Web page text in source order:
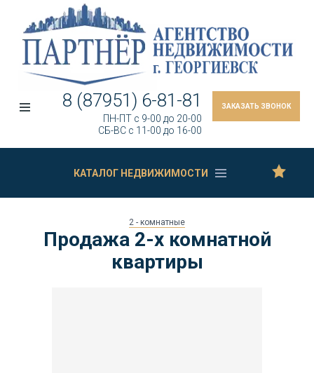
ЗАКАЗАТЬ ЗВОНОК
8 (87951) 6-81-81
ПН-ПТ c 9-00 до 20-00
СБ-ВС c 11-00 до 16-00
КАТАЛОГ НЕДВИЖИМОСТИ
2 - комнатные
Продажа 2-х комнатной
квартиры